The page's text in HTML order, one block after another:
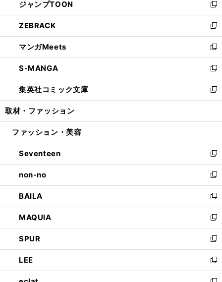
く
で
開
く
ド
ウ
で
開
く
ィ
ン
ド
ウ
で
開
く
い
ウ
ィ
ン
ド
ウ
で
開
く
ジャンプTOON
新
し
い
ウ
ィ
ン
ド
ウ
で
開
ZEBRACK
新
し
い
ウ
ィ
ン
ド
ウ
開
マンガMeets
新
し
い
ウ
ィ
ン
ウ
開
く
S-MANGA
新
し
い
ウ
ン
ウ
で
開
く
集英社コミック文庫
新
し
ウ
ン
ド
ウ
で
開
く
取材・ファッション
ファッション・美容
Seventeen
新
し
い
ウ
ィ
ン
ド
ウ
で
開
く
non-no
新
し
い
ウ
ィ
ン
ド
ウ
で
開
BAILA
新
し
い
ウ
ィ
ン
ド
ウ
MAQUIA
新
し
い
ウ
ィ
ン
SPUR
新
し
い
ウ
LEE
新
し